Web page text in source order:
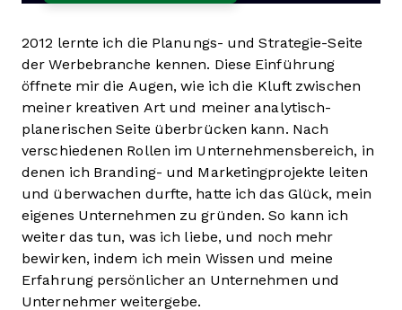
2012 lernte ich die Planungs- und Strategie-Seite
der Werbebranche kennen. Diese Einführung
öffnete mir die Augen, wie ich die Kluft zwischen
meiner kreativen Art und meiner analytisch-
planerischen Seite überbrücken kann. Nach
verschiedenen Rollen im Unternehmensbereich, in
denen ich Branding- und Marketingprojekte leiten
und überwachen durfte, hatte ich das Glück, mein
eigenes Unternehmen zu gründen. So kann ich
weiter das tun, was ich liebe, und noch mehr
bewirken, indem ich mein Wissen und meine
Erfahrung persönlicher an Unternehmen und
Unternehmer weitergebe.